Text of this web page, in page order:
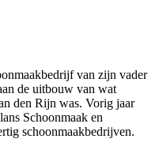
van zijn vader
de uitbouw van wat
den Rijn was. Vorig jaar
Schoonmaak en
schoonmaakbedrijven.